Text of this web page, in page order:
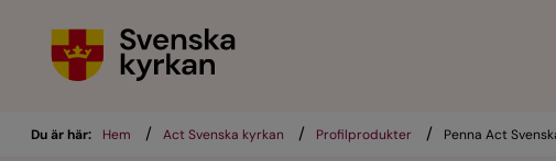
Du är här: Hem / Act Svenska kyrkan / Profilprodukter / Penna Act